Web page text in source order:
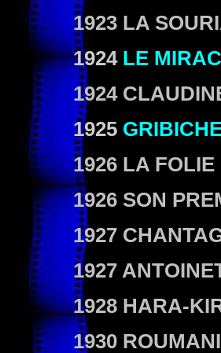
1923 LA
1924 LE
1924
1925
1926 LA
1926 SON
1927
1927
1928 HARA-
1930